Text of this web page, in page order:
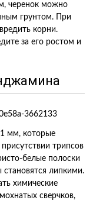
черенок можно
грунтом. При
корни.
за его ростом и
мм, которые
трипсов
белые полоски
липкими.
химические
сверчков,